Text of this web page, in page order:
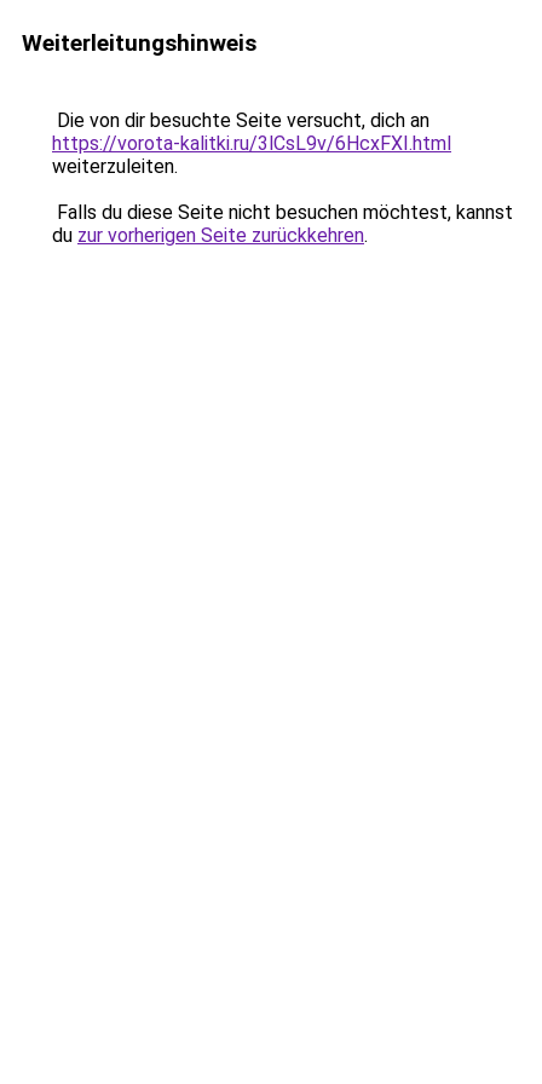
Weiterleitungshinweis
Die von dir besuchte Seite versucht, dich an
https://vorota-kalitki.ru/3lCsL9v/6HcxFXI.html
weiterzuleiten.
Falls du diese Seite nicht besuchen möchtest, kannst
du zur vorherigen Seite zurückkehren.